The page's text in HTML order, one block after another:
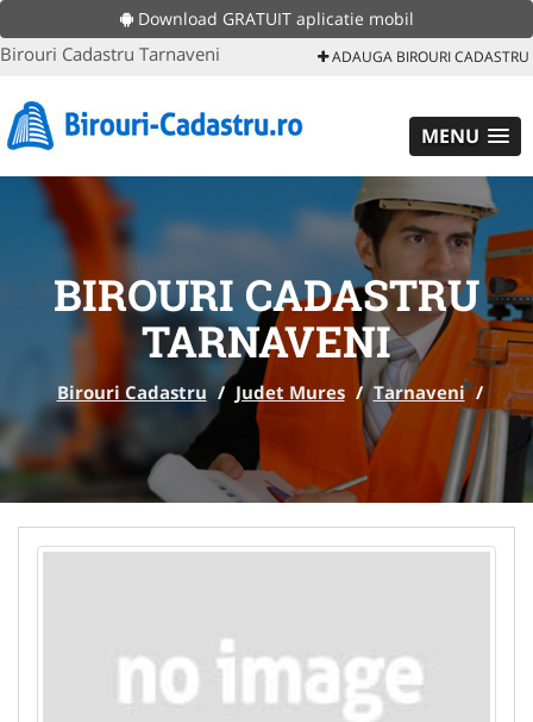
Download GRATUIT aplicatie mobil
Birouri Cadastru Tarnaveni ADAUGA BIROURI CADASTRU
MENU
BIROURI CADASTRU
TARNAVENI
Birouri Cadastru / Judet Mures / Tarnaveni /